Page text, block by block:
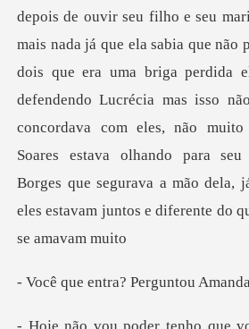
depois de ouvir seu filho e seu
mais nada já que ela sabia que não
entra? Perg